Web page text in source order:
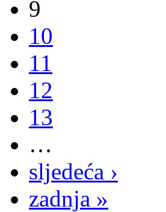
9
10
11
12
13
…
sljedeća ›
zadnja »